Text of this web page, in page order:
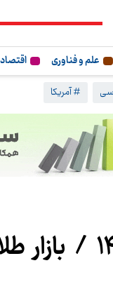
علم و فناوری
# آمریکا
قیمت طلا و سکه امروز شنبه 6